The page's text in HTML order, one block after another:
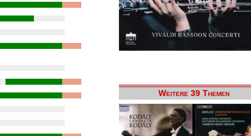
Weitere 39 Themen